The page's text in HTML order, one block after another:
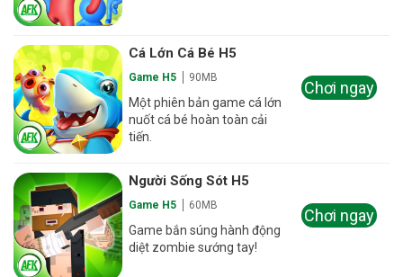
Cá Lớn Cá Bé H5
Game H5 90MB
Một phiên bản game cá lớn
nuốt cá bé hoàn toàn cải
tiến.
Chơi ngay
Người Sống Sót H5
Game H5 60MB
Game bắn súng hành động
diệt zombie sướng tay!
Chơi ngay